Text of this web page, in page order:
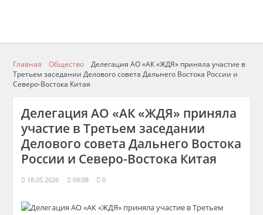
Главная Общество
Делегация АО «АК «ЖДЯ» приняла участие в
Третьем заседании Делового совета Дальнего Востока России и
Северо-Востока Китая
Делегация АО «АК «ЖДЯ» приняла
участие в Третьем заседании
Делового совета Дальнего Востока
России и Северо-Востока Китая
18.05.2026 09:08 0